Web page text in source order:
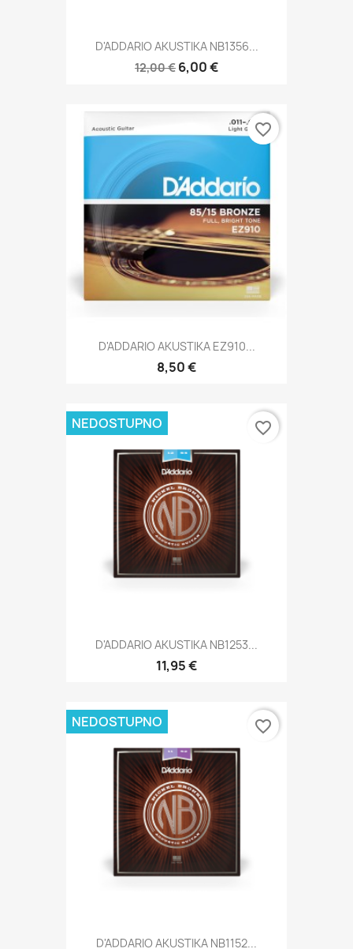
D'ADDARIO AKUSTIKA NB1356...
12,00 € 6,00 €
D'ADDARIO AKUSTIKA EZ910...
8,50 €
favorite_border
D'ADDARIO AKUSTIKA NB1253...
11,95 €
NEDOSTUPNO favorite_border
D'ADDARIO AKUSTIKA NB1152...
NEDOSTUPNO favorite_border